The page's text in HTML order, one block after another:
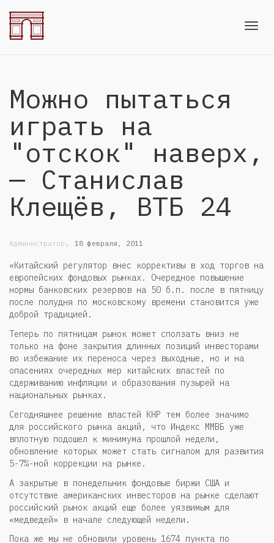
Можно пытаться
играть на
"отскок" наверх,
— Станислав
Клещёв, ВТБ 24
Администратор , 18 февраля, 2011
«Китайский регулятор внес коррективы в ход торгов на
европейских фондовых рынках. Очередное повышение
нормы банковских резервов на 50 б.п. после в пятницу
после полудня по московскому времени становится уже
доброй традицией.
Теперь по пятницам рынок может сползать вниз не
только на фоне закрытия длинных позиций инвесторами
во избежание их переноса через выходные, но и на
опасениях очередных мер китайских властей по
сдерживанию инфляции и образования пузырей на
национальных рынках.
Сегодняшнее решение властей КНР тем более значимо
для российского рынка акций, что Индекс ММВБ уже
вплотную подошел к минимума прошлой недели,
обновление которых может стать сигналом для развития
5-7%-ной коррекции на рынке.
А закрытые в понедельник фондовые биржи США и
отсутствие американских инвесторов на рынке сделают
российский рынок акций еще более уязвимым для
«медведей» в начале следующей недели.
Пока же мы не обновили уровень 1674 пункта по